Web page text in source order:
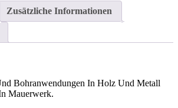
Zusätzliche Informationen
Bohranwendungen In Holz Und Metall
Mauerwerk.